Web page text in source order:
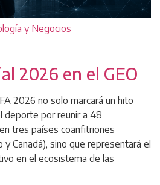
y Negocios
2026 en el GEO
2026 no solo marcará un hito
deporte por reunir a 48
tres países coanfitriones
Canadá), sino que representará el
en el ecosistema de las